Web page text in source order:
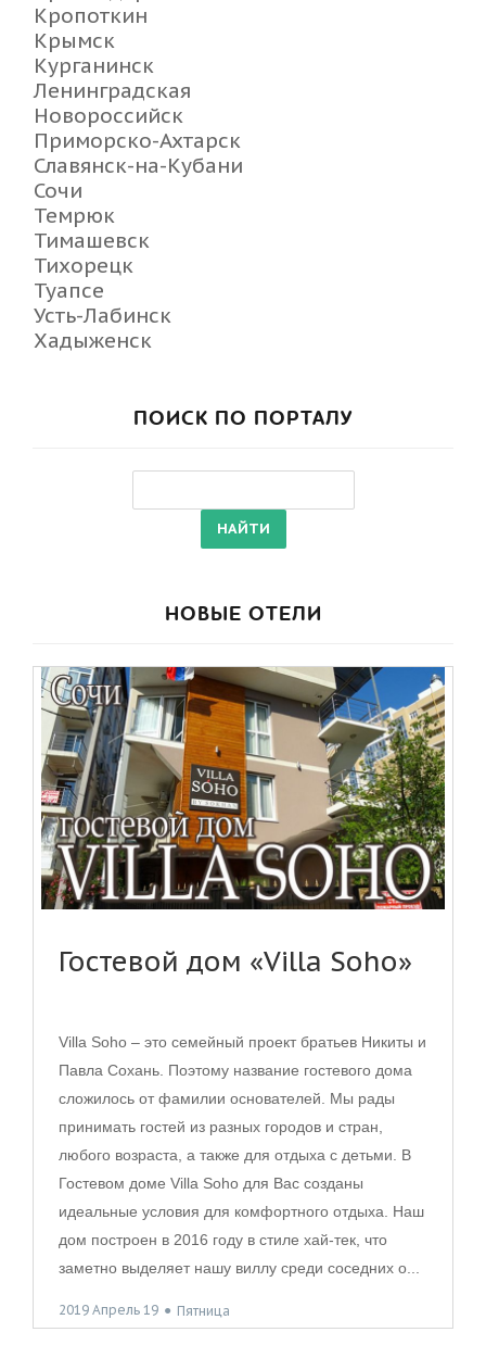
Кропоткин
Крымск
Курганинск
Ленинградская
Новороссийск
Приморско-Ахтарск
Славянск-на-Кубани
Сочи
Темрюк
Тимашевск
Тихорецк
Туапсе
Усть-Лабинск
Хадыженск
ПОИСК ПО ПОРТАЛУ
НОВЫЕ ОТЕЛИ
Гостевой дом «Villa Soho»
Villa Soho – это семейный проект братьев Никиты и
Павла Сохань. Поэтому название гостевого дома
сложилось от фамилии основателей. Мы рады
принимать гостей из разных городов и стран,
любого возраста, а также для отдыха с детьми. В
Гостевом доме Villa Soho для Вас созданы
идеальные условия для комфортного отдыха. Наш
дом построен в 2016 году в стиле хай-тек, что
заметно выделяет нашу виллу среди соседних о...
2019 Апрель 19 ● Пятница